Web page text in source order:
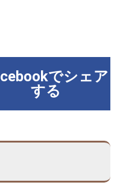
でシェア
する